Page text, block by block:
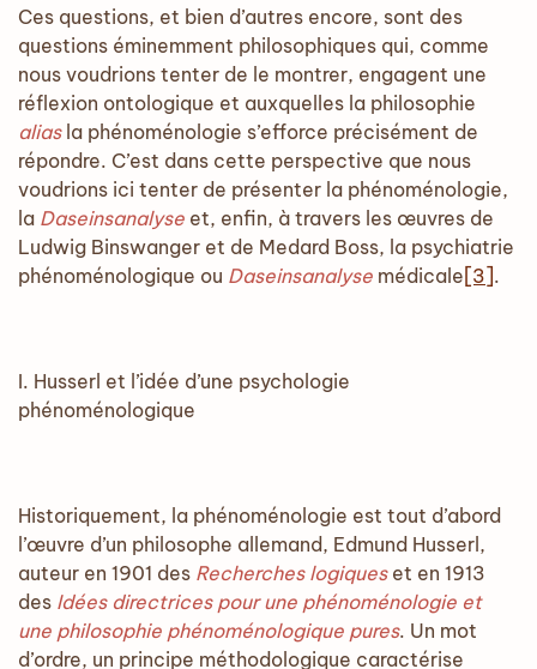
Ces questions, et bien d’autres encore, sont des
questions éminemment philosophiques qui, comme
nous voudrions tenter de le montrer, engagent une
réflexion ontologique et auxquelles la philosophie
aliasla phénoménologie s’efforce précisément de
répondre. C’est dans cette perspective que nous
voudrions ici tenter de présenter la phénoménologie,
la Daseinsanalyse et, enfin, à travers les œuvres de
Ludwig Binswanger et de Medard Boss, la psychiatrie
phénoménologique ou Daseinsanalyse médicale [3].
I. Husserl et l’idée d’une psychologie
phénoménologique
Historiquement, la phénoménologie est tout d’abord
l’œuvre d’un philosophe allemand, Edmund Husserl,
auteur en 1901 des Recherches logiqueset en 1913
des Idées directrices pour une phénoménologie et
une philosophie phénoménologique pures. Un mot
d’ordre, un principe méthodologique caractérise